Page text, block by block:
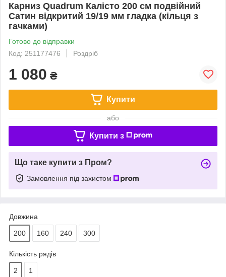
Карниз Quadrum Калісто 200 см подвійний
Сатин відкритий 19/19 мм гладка (кільця з
гачками)
Готово до відправки
Код: 251177476
Роздріб
1 080 ₴
Купити
або
Купити з
Що таке купити з Пром?
Замовлення під захистом
Довжина
200 160 240 300
Кількість рядів
2 1